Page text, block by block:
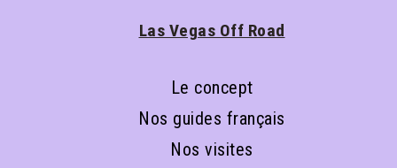
Las Vegas Off Road
Le concept
Nos guides français
Nos visites